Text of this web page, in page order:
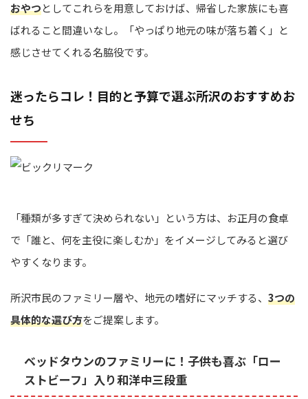
おやつとしてこれらを用意しておけば、帰省した家族にも喜
ばれること間違いなし。「やっぱり地元の味が落ち着く」と
感じさせてくれる名脇役です。
迷ったらコレ！目的と予算で選ぶ所沢のおすすめお
せち
「種類が多すぎて決められない」という方は、お正月の食卓
で「誰と、何を主役に楽しむか」をイメージしてみると選び
やすくなります。
所沢市民のファミリー層や、地元の嗜好にマッチする、 3つの
具体的な選び方をご提案します。
ベッドタウンのファミリーに！子供も喜ぶ「ロー
ストビーフ」入り和洋中三段重